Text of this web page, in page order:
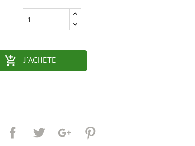
add_shopping_cart-outlined
J´ACHETE